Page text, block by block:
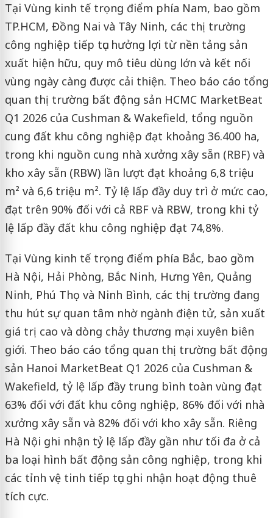
Tại Vùng kinh tế trọng điểm phía Nam, bao gồm
TP.HCM, Đồng Nai và Tây Ninh, các thị trường
công nghiệp tiếp tục hưởng lợi từ nền tảng sản
xuất hiện hữu, quy mô tiêu dùng lớn và kết nối
vùng ngày càng được cải thiện. Theo báo cáo tổng
quan thị trường bất động sản HCMC MarketBeat
Q1 2026 của Cushman & Wakefield, tổng nguồn
cung đất khu công nghiệp đạt khoảng 36.400 ha,
trong khi nguồn cung nhà xưởng xây sẵn (RBF) và
kho xây sẵn (RBW) lần lượt đạt khoảng 6,8 triệu
m² và 6,6 triệu m². Tỷ lệ lấp đầy duy trì ở mức cao,
đạt trên 90% đối với cả RBF và RBW, trong khi tỷ
lệ lấp đầy đất khu công nghiệp đạt 74,8%.
Tại Vùng kinh tế trọng điểm phía Bắc, bao gồm
Hà Nội, Hải Phòng, Bắc Ninh, Hưng Yên, Quảng
Ninh, Phú Thọ và Ninh Bình, các thị trường đang
thu hút sự quan tâm nhờ ngành điện tử, sản xuất
giá trị cao và dòng chảy thương mại xuyên biên
giới. Theo báo cáo tổng quan thị trường bất động
sản Hanoi MarketBeat Q1 2026 của Cushman &
Wakefield, tỷ lệ lấp đầy trung bình toàn vùng đạt
63% đối với đất khu công nghiệp, 86% đối với nhà
xưởng xây sẵn và 82% đối với kho xây sẵn. Riêng
Hà Nội ghi nhận tỷ lệ lấp đầy gần như tối đa ở cả
ba loại hình bất động sản công nghiệp, trong khi
các tỉnh vệ tinh tiếp tục ghi nhận hoạt động thuê
tích cực.